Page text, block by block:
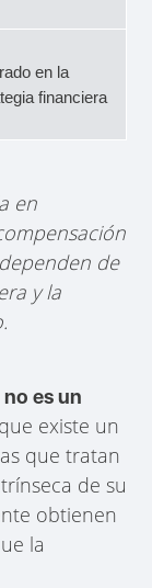
en la
financiera
en
de
y la
es un
existe un
que tratan
de su
obtienen
la